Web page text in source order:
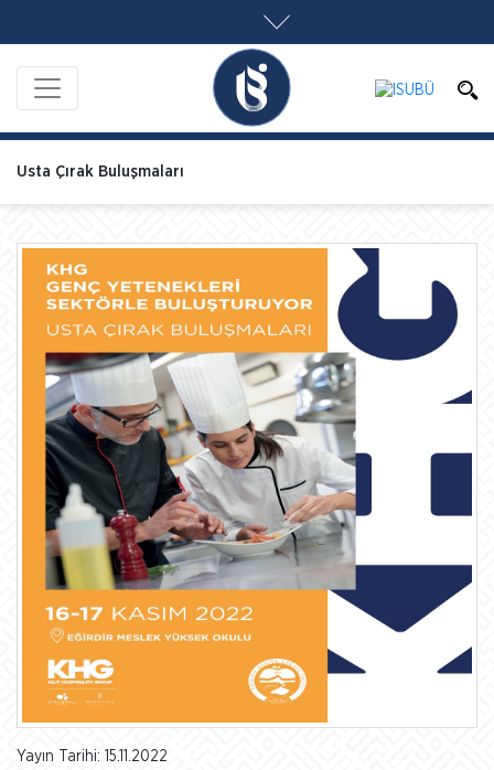
Usta Çırak Buluşmaları
Yayın Tarihi: 15.11.2022